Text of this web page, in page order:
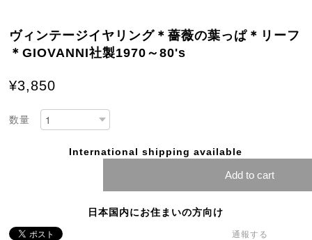
ヴィンテージイヤリング＊薔薇の葉っぱ＊リーフ
＊GIOVANNI社製1970～80's
¥3,850
数量
International shipping available
Add to cart
日本国内にお住まいの方向け
通報する